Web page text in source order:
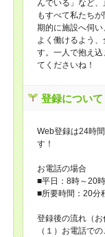
んでいる」など
もすべて私たち
期的に施設へ伺
よく働けるよう
す。一人で抱え
てくださいね！
登録について
Web登録は24時
す！
お電話の場合
■平日：8時～20時
■所要時間：20分
登録後の流れ（お
（１）お電話で